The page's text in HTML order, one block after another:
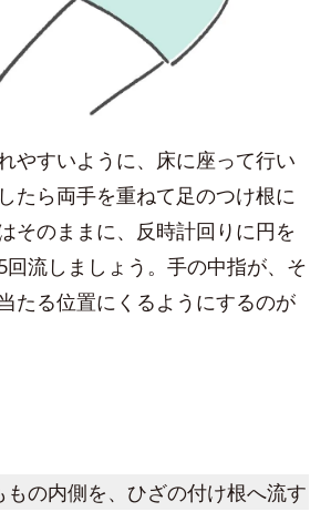
やすいように、床に座って行い
たら両手を重ねて足のつけ根に
そのままに、反時計回りに円を
流しましょう。手の中指が、そ
たる位置にくるようにするのが
もの内側を、ひざの付け根へ流す